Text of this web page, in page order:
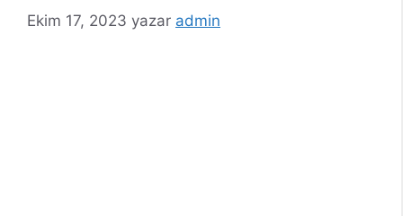
Ekim 17, 2023 yazar admin